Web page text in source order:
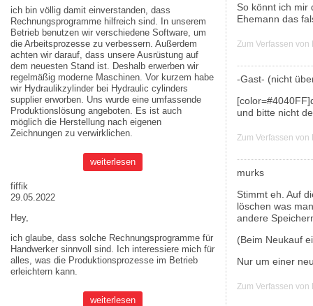
ich bin völlig damit einverstanden, dass
Rechnungsprogramme hilfreich sind. In unserem
Betrieb benutzen wir verschiedene Software, um
die Arbeitsprozesse zu verbessern. Außerdem
achten wir darauf, dass unsere Ausrüstung auf
dem neuesten Stand ist. Deshalb erwerben wir
regelmäßig moderne Maschinen. Vor kurzem habe
wir Hydraulikzylinder bei Hydraulic cylinders
supplier erworben. Uns wurde eine umfassende
Produktionslösung angeboten. Es ist auch
möglich die Herstellung nach eigenen
Zeichnungen zu verwirklichen.
weiterlesen
fiffik
29.05.2022
Hey,
ich glaube, dass solche Rechnungsprogramme für
Handwerker sinnvoll sind. Ich interessiere mich für
alles, was die Produktionsprozesse im Betrieb
erleichtern kann.
weiterlesen
So könnt ich mir
Ehemann das
Zum Verfassen
-Gast- (nicht
und bitte nicht
Zum Verfassen
murks
Stimmt eh. Auf
löschen was
andere
(Beim Neukauf
Nur um einer
Zum Verfassen